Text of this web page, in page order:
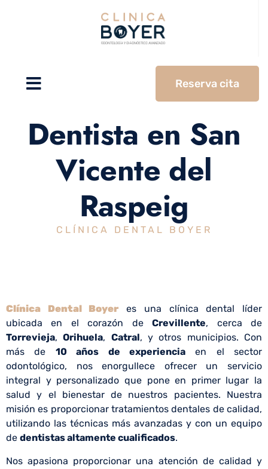
Reserva cita
Dentista en San
Vicente del
Raspeig
CLÍNICA DENTAL BOYER
Clínica Dental Boyer es una clínica dental líder
ubicada en el corazón deCrevillente, cerca de
Torrevieja,Orihuela, Catral, y otros municipios. Con
más de 10 años de experienciaen el sector
odontológico, nos enorgullece ofrecer un servicio
integral y personalizado que pone en primer lugar la
salud y el bienestar de nuestros pacientes. Nuestra
misión es proporcionar tratamientos dentales de calidad,
utilizando las técnicas más avanzadas y con un equipo
de dentistas altamente cualificados.
Nos apasiona proporcionar una atención de calidad y